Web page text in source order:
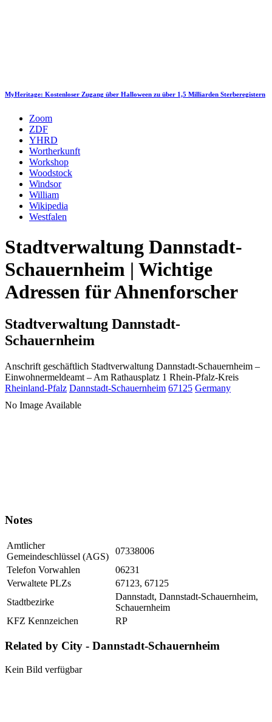
MyHeritage: Kostenloser Zugang über Halloween zu über 1,5 Milliarden Sterberegistern
Zoom
ZDF
YHRD
Wortherkunft
Workshop
Woodstock
Windsor
William
Wikipedia
Westfalen
Stadtverwaltung Dannstadt-
Schauernheim | Wichtige
Adressen für Ahnenforscher
Stadtverwaltung Dannstadt-
Schauernheim
Anschrift geschäftlich Stadtverwaltung Dannstadt-Schauernheim –
Einwohnermeldeamt – Am Rathausplatz 1 Rhein-Pfalz-Kreis
Rheinland-Pfalz Dannstadt-Schauernheim 67125 Germany
No Image Available
Notes
Amtlicher
Gemeindeschlüssel (AGS)
07338006
Telefon Vorwahlen
06231
Verwaltete PLZs
67123, 67125
Stadtbezirke
Dannstadt, Dannstadt-Schauernheim,
Schauernheim
KFZ Kennzeichen
RP
Related by City - Dannstadt-Schauernheim
Kein Bild verfügbar